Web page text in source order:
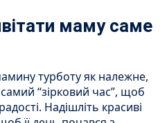
маму саме
турботу як належне,
“зірковий час”, щоб
Надішліть красиві